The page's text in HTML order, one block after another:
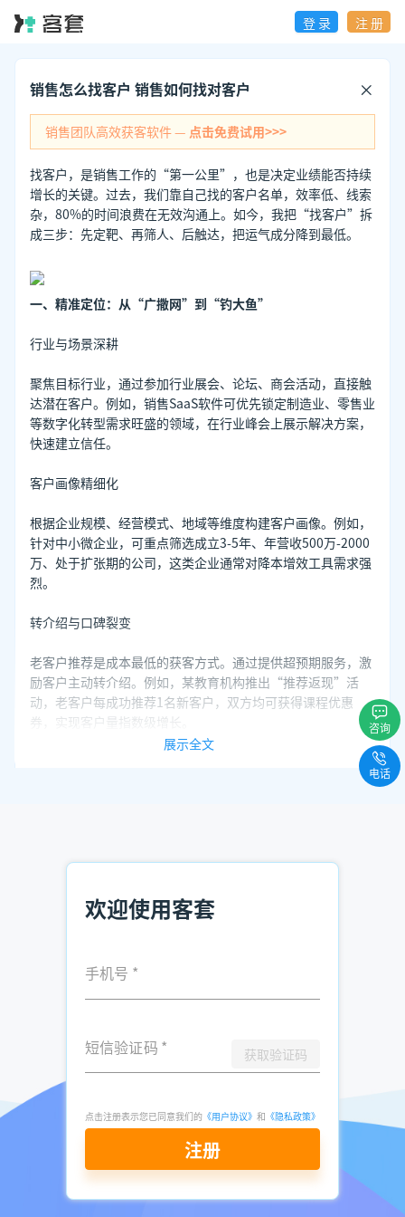
登 录 注 册
销售怎么找客户 销售如何找对客户
销售团队高效获客软件 — 点击免费试用>>>
找客户，是销售工作的“第一公里”，也是决定业绩能否持续
增长的关键。过去，我们靠自己找的客户名单，效率低、线索
杂，80%的时间浪费在无效沟通上。如今，我把“找客户”拆
成三步：先定靶、再筛人、后触达，把运气成分降到最低。
一、精准定位：从“广撒网”到“钓大鱼”
行业与场景深耕
聚焦目标行业，通过参加行业展会、论坛、商会活动，直接触
达潜在客户。例如，销售SaaS软件可优先锁定制造业、零售业
等数字化转型需求旺盛的领域，在行业峰会上展示解决方案，
快速建立信任。
客户画像精细化
根据企业规模、经营模式、地域等维度构建客户画像。例如，
针对中小微企业，可重点筛选成立3-5年、年营收500万-2000
万、处于扩张期的公司，这类企业通常对降本增效工具需求强
烈。
转介绍与口碑裂变
老客户推荐是成本最低的获客方式。通过提供超预期服务，激
励客户主动转介绍。例如，某教育机构推出“推荐返现”活
动，老客户每成功推荐1名新客户，双方均可获得课程优惠
券，实现客户量指数级增长。
二、工具赋能：客套企业名录搜索软件——精准获客的“智能
新的动态数据库，支持按行业、地域、规模等100+维度精准筛
核心优势：
多维度信息，避免信息孤岛。
智能筛选：通过无效线索过滤，提升有效接触率。
无缝对接CRM：支持一键导出数据至Excel或主流CRM系统，
实战案例：
展示全文
欢迎使用客套
手机号 *
短信验证码 * 获取验证码
点击注册表示您已同意我们的 《用户协议》 和 《隐私政策》
注册
咨询
电话